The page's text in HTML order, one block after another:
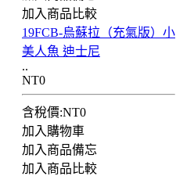
加入商品比較
19FCB-烏蘇拉（充氣版）小
美人魚 迪士尼
..
NT0
含稅價:NT0
加入購物車
加入商品備忘
加入商品比較